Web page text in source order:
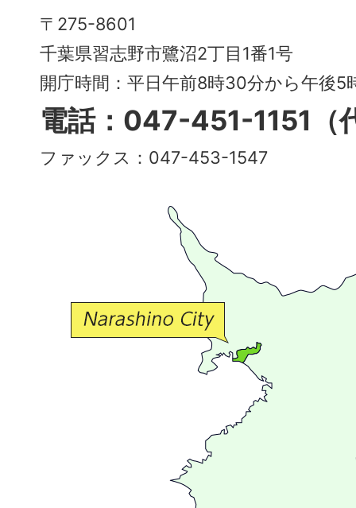
Narashino
City
～
多
彩
で
〒275-8601
千葉県習志野市鷺沼2丁目1番1号
開庁時間：平日午前8時30分から午後5
電話：047-451-1151（
ファックス：047-453-1547